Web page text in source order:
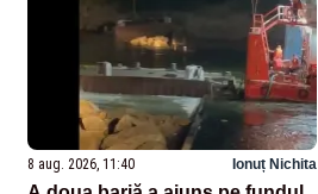
8 aug. 2026, 11:40 Ionuț Nichita